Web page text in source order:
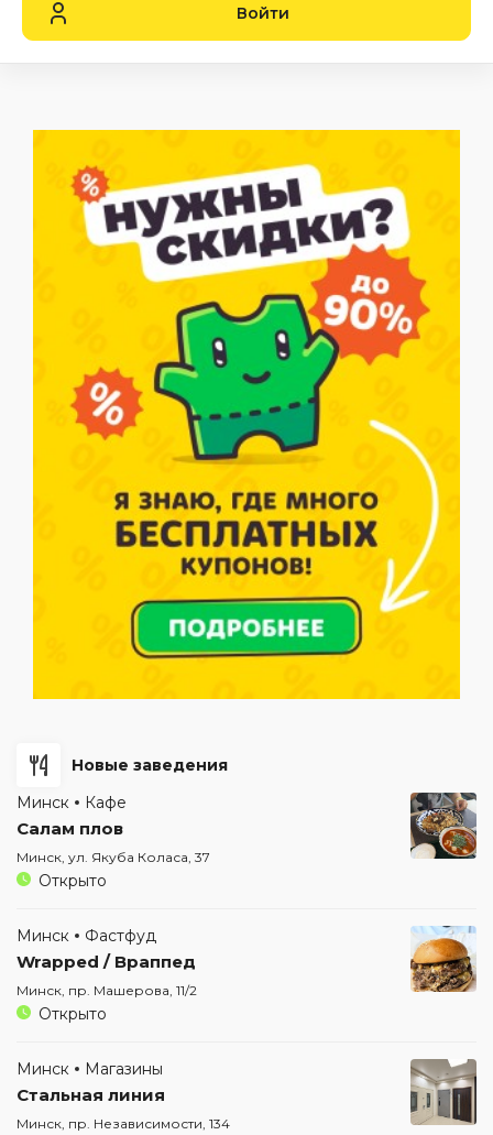
Войти
Новые заведения
Минск
Кафе
Салам плов
Минск, ул. Якуба Коласа, 37
Открыто
Минск Фастфуд
Wrapped / Враппед
Минск, пр. Машерова, 11/2
Открыто
Минск Магазины
Стальная линия
Минск, пр. Независимости, 134